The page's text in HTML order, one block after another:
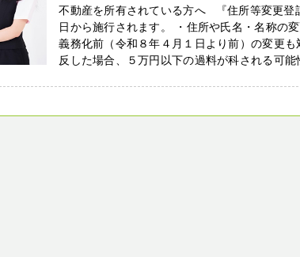
不動産を所有されている方へ 『住所等変更登
日から施行されます。 ・住所や氏名・名称の
義務化前（令和８年４月１日より前）の変更
反した場合、５万円以下の過料が科される可